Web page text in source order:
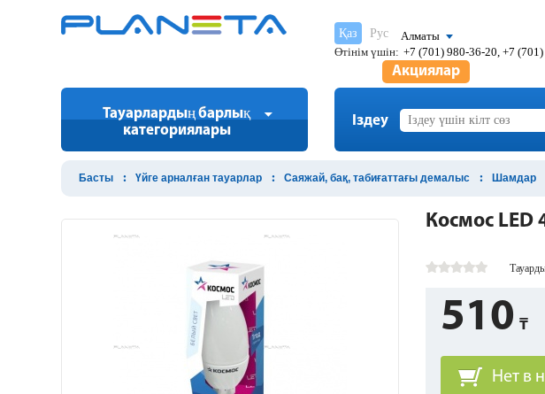
Қаз Рус
Алматы
Өтінім үшін: +7 (701) 980-36-20, +7
Акциялар
Тауарлардың барлық
категориялары
Іздеу
Басты Үйге арналған тауарлар Саяжай, бақ, табиғаттағы демалыс Шамдар
Космос LED
510
Нет в